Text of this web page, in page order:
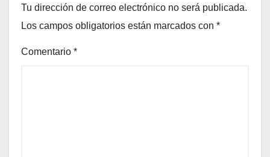
Tu dirección de correo electrónico no será publicada.
Los campos obligatorios están marcados con *
Comentario *